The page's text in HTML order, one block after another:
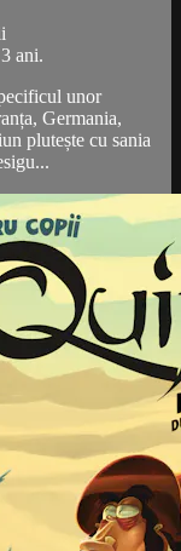
ani.
unor
Germania,
plutește cu sania